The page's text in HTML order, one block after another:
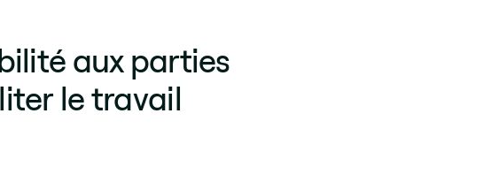
aux parties
le travail